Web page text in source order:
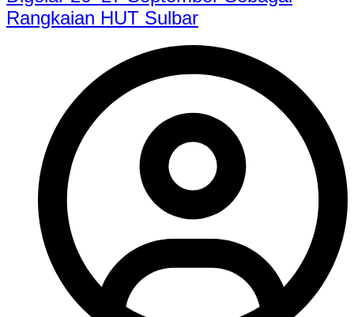
Rangkaian HUT Sulbar